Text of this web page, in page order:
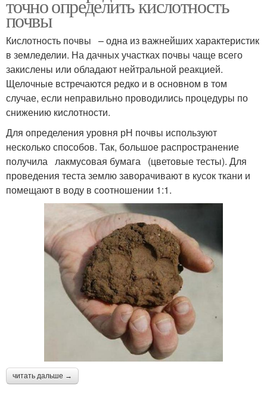
точно определить кислотность
почвы
Кислотность почвы – одна из важнейших характеристик
в земледелии. На дачных участках почвы чаще всего
закислены или обладают нейтральной реакцией.
Щелочные встречаются редко и в основном в том
случае, если неправильно проводились процедуры по
снижению кислотности.
Для определения уровня рН почвы используют
несколько способов. Так, большое распространение
получила лакмусовая бумага (цветовые тесты). Для
проведения теста землю заворачивают в кусок ткани и
помещают в воду в соотношении 1:1.
читать дальше →